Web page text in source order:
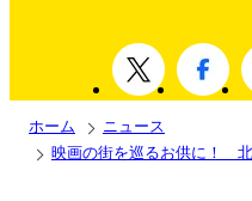
ホーム
ニュース
映画の街を巡るお供に！